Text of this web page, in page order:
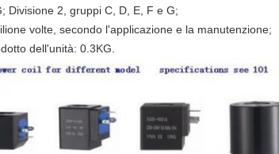
Divisione 2, gruppi C, D, E, F e G;
volte, secondo l'applicazione e la manutenzione;
dell'unità: 0.3KG.